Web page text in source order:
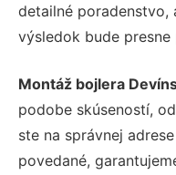
detailné poradenstvo,
výsledok bude
Montáž bojlera
podobe skúseností,
ste na správnej
povedané,